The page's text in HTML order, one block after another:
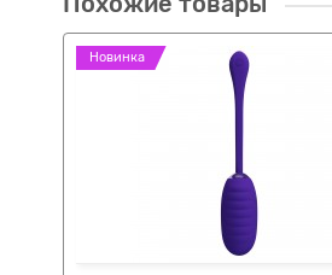
Новинка